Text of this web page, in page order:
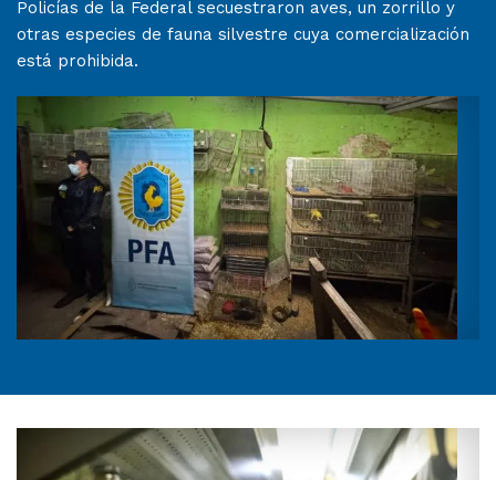
Policías de la Federal secuestraron aves, un zorrillo y
otras especies de fauna silvestre cuya comercialización
está prohibida.